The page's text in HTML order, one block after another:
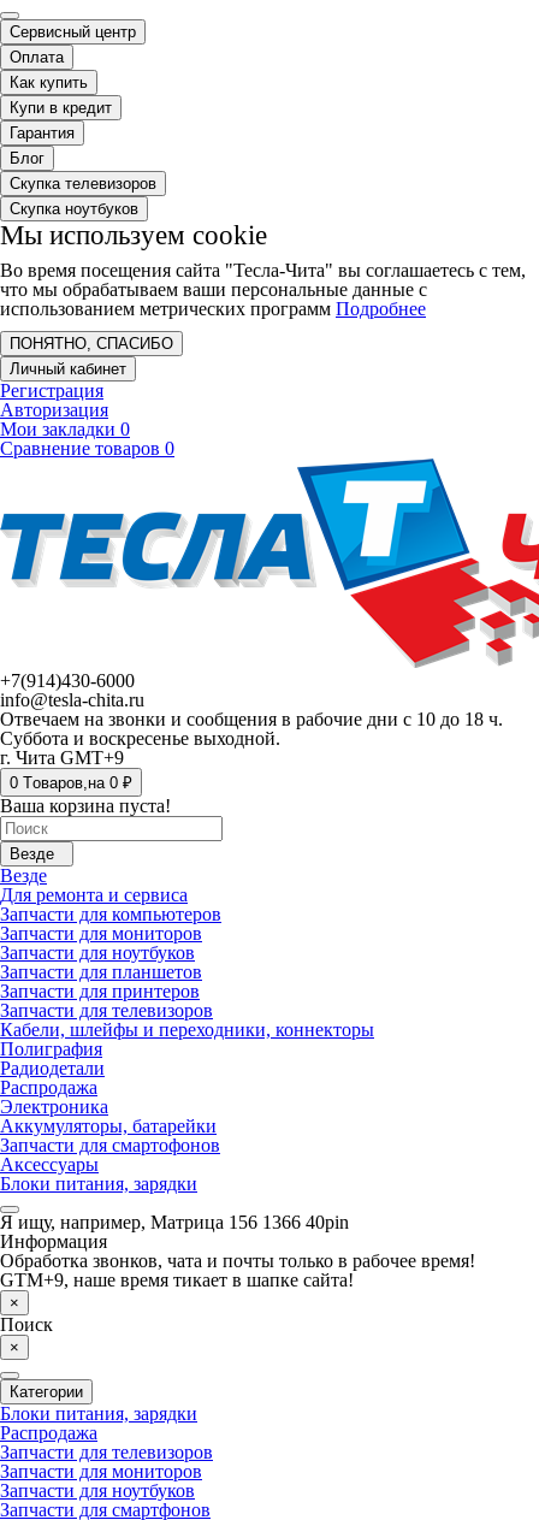
Сервисный центр
Оплата
Как купить
Купи в кредит
Гарантия
Блог
Скупка телевизоров
Скупка ноутбуков
Мы используем cookie
Во время посещения сайта "Тесла-Чита" вы соглашаетесь с тем,
что мы обрабатываем ваши персональные данные с
использованием метрических программ Подробнее
ПОНЯТНО, СПАСИБО
Личный кабинет
Регистрация
Авторизация
Мои закладки 0
Сравнение товаров 0
+7(914)430-6000
info@tesla-chita.ru
Отвечаем на звонки и сообщения в рабочие дни с 10 до 18 ч.
Суббота и воскресенье выходной.
г. Чита GMT+9
0 Tоваров,на 0 ₽
Ваша корзина пуста!
Везде
Везде
Для ремонта и сервиса
Запчасти для компьютеров
Запчасти для мониторов
Запчасти для ноутбуков
Запчасти для планшетов
Запчасти для принтеров
Запчасти для телевизоров
Кабели, шлейфы и переходники, коннекторы
Полиграфия
Радиодетали
Распродажа
Электроника
Аккумуляторы, батарейки
Запчасти для смартофонов
Аксессуары
Блоки питания, зарядки
Я ищу, например, Матрица 156 1366 40pin
Информация
Обработка звонков, чата и почты только в рабочее время!
GTM+9, наше время тикает в шапке сайта!
×
Поиск
×
Категории
Блоки питания, зарядки
Распродажа
Запчасти для телевизоров
Запчасти для мониторов
Запчасти для ноутбуков
Запчасти для смартфонов